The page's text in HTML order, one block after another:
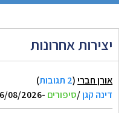
יצירות אחרונות
אורן חברי(2 תגובות
)
דינה קגן/סיפורים -06/08/2026 16:01